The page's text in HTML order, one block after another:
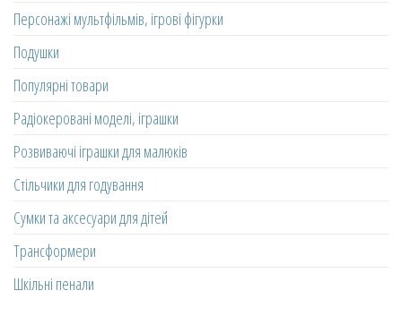
Персонажі мультфільмів, ігрові фігурки
Подушки
Популярні товари
Радіокеровані моделі, іграшки
Розвиваючі іграшки для малюків
Стільчики для годування
Сумки та аксесуари для дітей
Трансформери
Шкільні пенали